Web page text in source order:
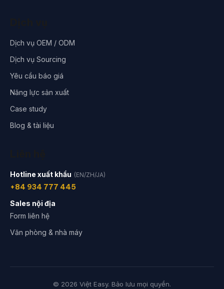
Dịch vụ OEM / ODM
Dịch vụ Sourcing
Yêu cầu báo giá
Năng lực sản xuất
Case study
Blog & tài liệu
Hotline xuất khẩu (EN/ZH/JA)
+84 934 777 445
Sales nội địa
Form liên hệ
Văn phòng & nhà máy
© 2026 Việt Easy. Bảo lưu mọi quyền.